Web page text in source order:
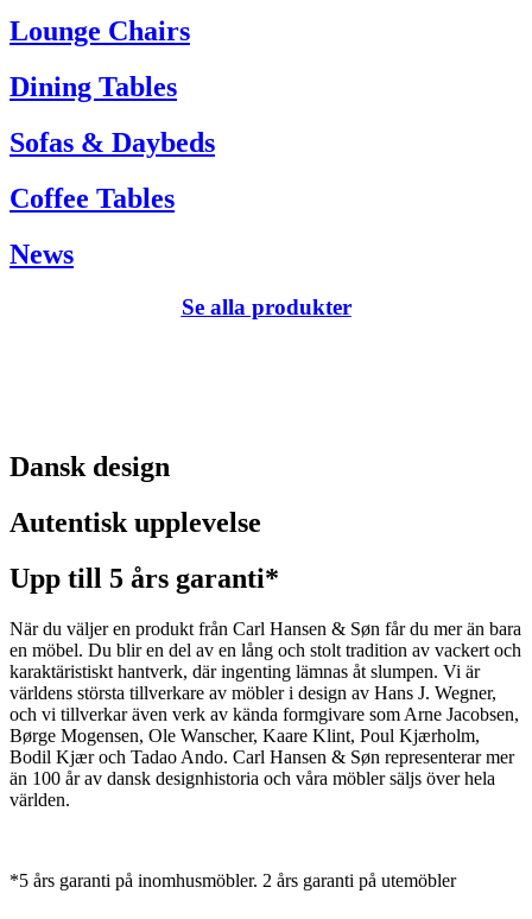
Tel. +45 66 12 14 04
info@carlhansen.dk
Lounge Chairs
Dining Tables
Sofas & Daybeds
Coffee Tables
News
Se alla produkter
Dansk design
Autentisk upplevelse
Upp till 5 års garanti*
När du väljer en produkt från Carl Hansen & Søn får du mer än bara
en möbel. Du blir en del av en lång och stolt tradition av vackert och
karaktäristiskt hantverk, där ingenting lämnas åt slumpen. Vi är
världens största tillverkare av möbler i design av Hans J. Wegner,
och vi tillverkar även verk av kända formgivare som Arne Jacobsen,
Børge Mogensen, Ole Wanscher, Kaare Klint, Poul Kjærholm,
Bodil Kjær och Tadao Ando. Carl Hansen & Søn representerar mer
än 100 år av dansk designhistoria och våra möbler säljs över hela
världen.
*5 års garanti på inomhusmöbler. 2 års garanti på utemöbler